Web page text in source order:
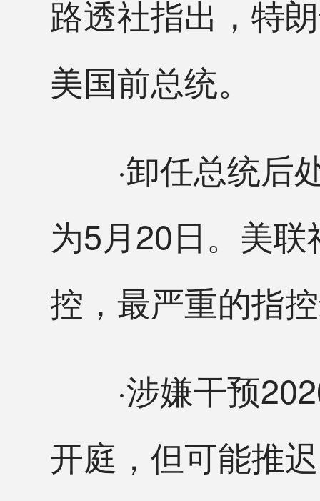
路透社指出，特
美国前总统。
·卸任总统后处
为5月20日。美
控，最严重的指
·涉嫌干预
开庭，但可能推